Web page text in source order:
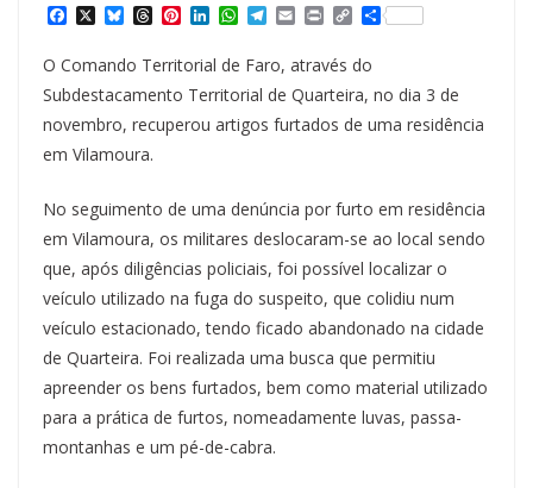
a
c
e
b
o
o
k
X B
u
e
s
k
y
T
h
e
a
d
s
P
t
e
e
L
n
k
e
d
W
h
a
t
s
A
p
T
e
e
g
r
a
E
m
a
i
l
P
n
t
C
o
p
y
L
i
n
S
h
e
O Comando Territorial de Faro, através do
Subdestacamento Territorial de Quarteira, no dia 3 de
novembro, recuperou artigos furtados de uma residência
em Vilamoura.
No seguimento de uma denúncia por furto em residência
em Vilamoura, os militares deslocaram-se ao local sendo
que, após diligências policiais, foi possível localizar o
veículo utilizado na fuga do suspeito, que colidiu num
veículo estacionado, tendo ficado abandonado na cidade
de Quarteira. Foi realizada uma busca que permitiu
apreender os bens furtados, bem como material utilizado
para a prática de furtos, nomeadamente luvas, passa-
montanhas e um pé-de-cabra.